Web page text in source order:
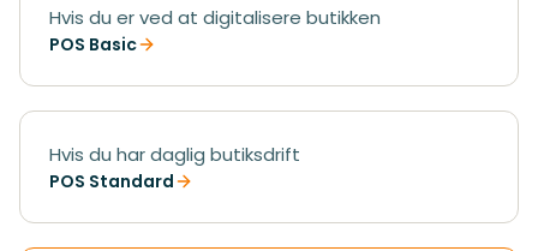
Hvis du er ved at digitalisere butikken
POS Basic
Hvis du har daglig butiksdrift
POS Standard